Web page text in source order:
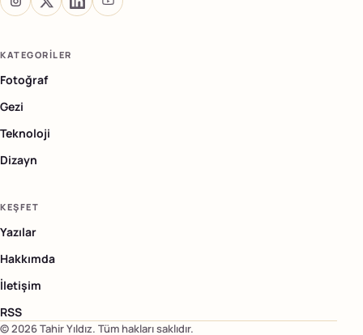
KATEGORILER
Fotoğraf
Gezi
Teknoloji
Dizayn
KEŞFET
Yazılar
Hakkımda
İletişim
RSS
©2026Tahir Yıldız. Tüm hakları saklıdır.